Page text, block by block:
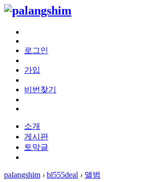
로그인
가입
비번찾기
소개
게시판
토막글
palangshim › bl555deal › 앨범